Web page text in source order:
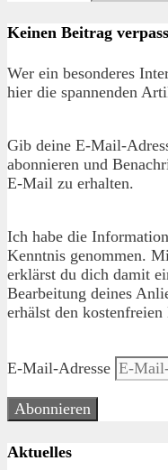
Keinen Beitrag
Wer ein besonderes
hier die spannenden
Gib deine E-Mail-
abonnieren und
E-Mail zu erhalten.
Ich habe die
Kenntnis genommen.
erklärst du dich damit
Bearbeitung deines
erhälst den
E-Mail-Adresse
Abonnieren
Aktuelles